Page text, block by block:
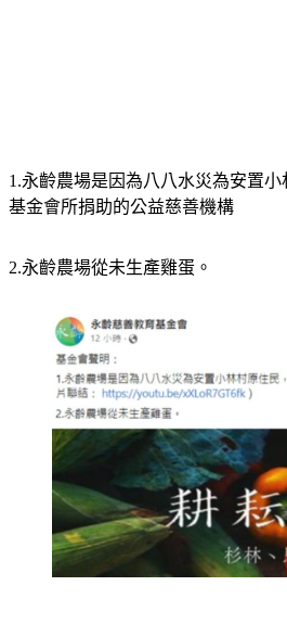
1.永齡農場是因為八八水災為安置
基金會所捐助的公益慈善機構
2.永齡農場從未生產雞蛋。